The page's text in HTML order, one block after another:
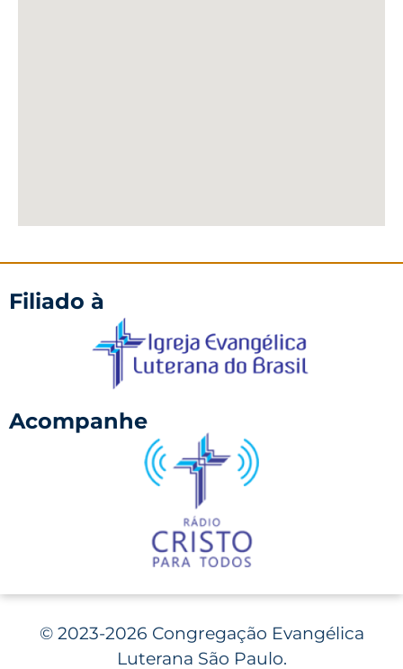
Filiado à
Acompanhe
©2023-2026 Congregação Evangélica
Luterana São Paulo.